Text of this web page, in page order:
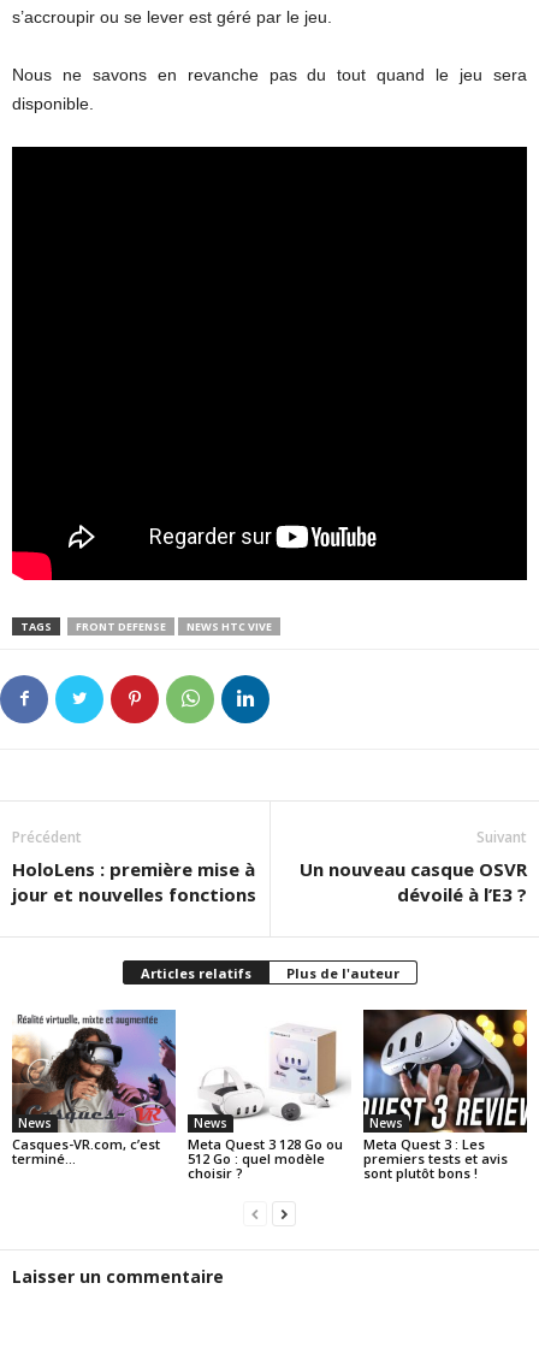
s’accroupir ou se lever est géré par le jeu.
Nous ne savons en revanche pas du tout quand le jeu sera
disponible.
TAGS FRONT DEFENSE NEWS HTC VIVE
Précédent
HoloLens : première mise à
jour et nouvelles fonctions
Suivant
Un nouveau casque OSVR
dévoilé à l’E3 ?
Articles relatifs Plus de l'auteur
News
Casques-VR.com, c’est
terminé…
News
Meta Quest 3 128 Go ou
512 Go : quel modèle
choisir ?
News
Meta Quest 3 : Les
premiers tests et avis
sont plutôt bons !
Laisser un commentaire